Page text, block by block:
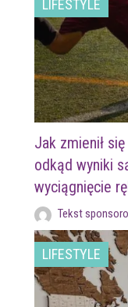
LIFESTYLE
Jak zmienił
odkąd wyniki
wyciągnięcie
Tekst
LIFESTYLE